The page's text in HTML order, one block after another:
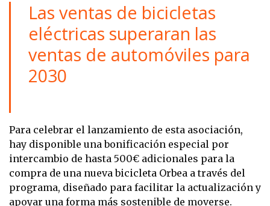
Las ventas de bicicletas
eléctricas superaran las
ventas de automóviles para
2030
Para celebrar el lanzamiento de esta asociación,
hay disponible una bonificación especial por
intercambio de hasta 500€ adicionales para la
compra de una nueva bicicleta Orbea a través del
programa, diseñado para facilitar la actualización y
apoyar una forma más sostenible de moverse.